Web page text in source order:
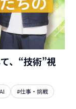
、“技術”視
#仕事・挑戦